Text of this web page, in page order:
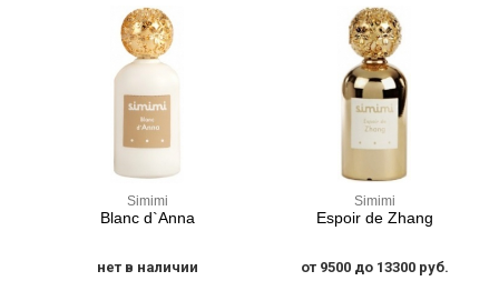
Simimi
Blanc d`Anna
нет в наличии
Simimi
Espoir de Zhang
от 9500 до 13300 руб.